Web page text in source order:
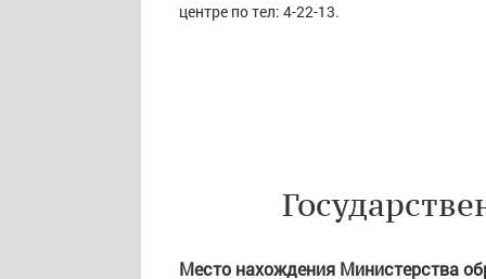
центре по тел: 4-22-13.
Место нахождения Министерства